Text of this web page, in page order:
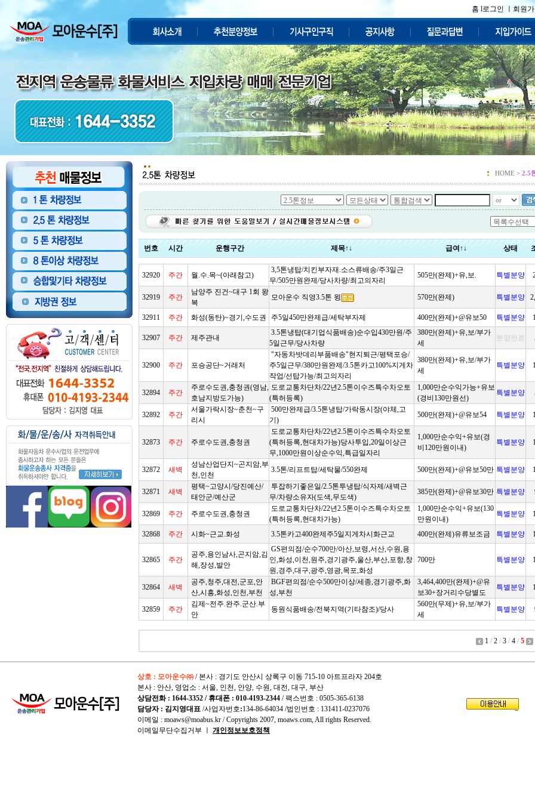
홈 l로그인 ㅣ 회원가
HOME > 2.5
번호 시간 운행구간 제목↑↓ 급여↑↓ 상태
32920 주간 월.수.목~(아래참고)
3,5톤냉탑/치킨부자재.소스류배송/주3일근
무/505만원완제/당사차량/최고의자리
505만(완제)+유,보. 특별분양
32919 주간
남양주 진건~대구 1회 왕
복
모아운수 직영3.5톤 윙 570만(완제) 특별분양
32911 주간 화성(동탄)~경기,수도권 주5일450만완제급/세탁부자제 400만(완제)+@유보50 특별분양
32907 주간 제주관내
3.5톤냉탑(대기업식품배송)순수입430만원/주
5일근무/당사차량
380만(완제)+유,보/부가
세
분양완료
32900 주간 포승공단~거래처
"자동차밧데리부품배송"현지퇴근/평택포승/
주5일근무/380만원완제/3.5톤카고100%지게차
작업/선탑가능/최고의자리
380만(완제)+유,보/부가
세
특별분양
32894 주간
주로수도권,충청권(영남,
호남지방도가능)
도로교통차단차/22년2.5톤이수즈특수차오토
(특허등록)
1,000만순수익가능+유보
(경비130만원선)
특별분양
32892 주간
서울가락시장~춘천~구
리시
500만완제급/3.5톤냉탑/가락동시장(야체,고
기)
500만(완제)+@유보54 특별분양
32873 주간 주로수도권,충청권
도로교통차단차/22년2.5톤이수즈특수차오토
(특허등록,현대차가능)당사투입,20일이상근
무,1000만원이상순수익,특급일자리
1,000만순수익+유보(경
비120만원이내)
특별분양
32872 새벽
성남산업단지~곤지암,부
천,인천
3.5톤/리프트탑/세탁물/550완제 500만(완제)+@유보50만 특별분양
32871 새벽
평택~고양시/당진예산/
태안군/예산군
투잡하기좋은일/2.5톤투냉탑/식자제/새벽근
무/차량소유자(도색,무도색)
385만(완제)+@유보30만 특별분양
32869 주간 주로수도권,충청권
도로교통차단차/22년2.5톤이수즈특수차오토
(특허등록,현대차가능)
1,000만순수익+유보(130
만원이내)
특별분양
32868 주간 시화~근교.화성 3.5톤카고400완제주5일지게차시화근교 400만(완제)유류보조금 특별분양
32865 주간
공주,용인남사,곤지암,김
해,장성,발안
GS편의점/순수700만/아산,보령,서산,수원,용
인,화성,이천,원주,경기광주,울산,부산,포항,창
원,경주,대구,광주,영광,목포,화성
700만 특별분양
32864 새벽
공주,청주,대전,군포,안
산,시흥,화성,인천,부천
BGF편의점/순수500만이상/세종,경기광주,화
성,부천
3,464,400만(완제)+@유
보30+장거리수당별도
특별분양
32859 주간
김제~전주.완주.군산.부
안
동원식품배송/전북지역(기타참조)/당사
560만(무제)+유,보/부가
세
특별분양
1 / 2 / 3 / 4 / 5
상호 : 모아운수㈜ / 본사 : 경기도 안산시 상록구 이동 715-10 아트프라자 204호
본사 : 안산, 영업소 : 서울, 인천, 안양, 수원, 대전, 대구, 부산
상담전화 : 1644-3352 / 휴대폰 : 010-4193-2344 / 팩스번호 : 0505-365-6138
담당자 : 김지영대표 /사업자번호:134-86-64034 /법인번호 : 131411-0237076
이메일 : moaws@moabus.kr /Copyrights 2007, moaws.com, All rights Reserved.
이메일무단수집거부 ㅣ 개인정보보호정책